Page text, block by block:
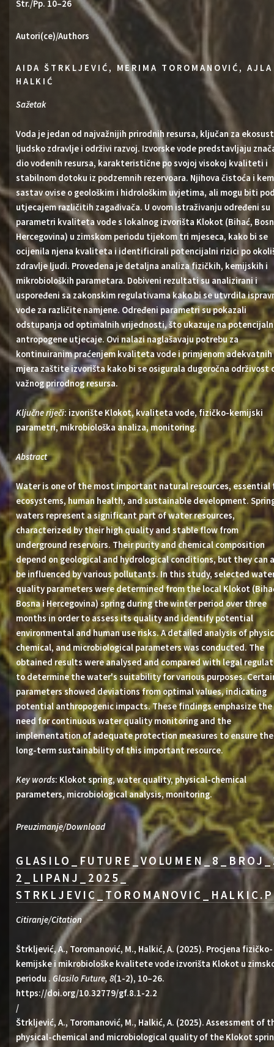
Str./Pp. 10–26
Autori(ce)/Authors
AIDA ŠTRKLJEVIĆ, MERIMA TOROMANOVIĆ, AJLA
HALKIĆ
Sažetak
Voda je jedan od najvažnijih prirodnih resursa, ključan za
ljudsko zdravlje i održivi razvoj. Izvorske vode predstavljaju
dio vodenih resursa, karakteristične po svojoj visokoj kvaliteti i
stabilnom dotoku iz podzemnih rezervoara. Njihova čistoća i
sastav ovise o geološkim i hidrološkim uvjetima, ali mogu biti
utjecajem različitih zagađivača. U ovom istraživanju određeni su
parametri kvaliteta vode s lokalnog izvorišta Klokot (Bihać,
Hercegovina) u zimskom periodu tijekom tri mjeseca, kako bi se
ocijenila njena kvaliteta i identificirali potencijalni rizici po
zdravlje ljudi. Provedena je detaljna analiza fizičkih, kemijskih i
mikrobioloških parametara. Dobiveni rezultati su analizirani i
uspoređeni sa zakonskim regulativama kako bi se utvrdila
vode za različite namjene. Određeni parametri su pokazali
odstupanja od optimalnih vrijednosti, što ukazuje na
antropogene utjecaje. Ovi nalazi naglašavaju potrebu za
kontinuiranim praćenjem kvaliteta vode i primjenom adekvatnih
mjera zaštite izvorišta kako bi se osigurala dugoročna održivost
važnog prirodnog resursa.
Ključne riječi: izvorište Klokot, kvaliteta vode, fizičko-kemijski
parametri, mikrobiološka analiza, monitoring.
Abstract
Water is one of the most important natural resources, essential
ecosystems, human health, and sustainable development.
waters represent a significant part of water resources,
characterized by their high quality and stable flow from
underground reservoirs. Their purity and chemical composition
depend on geological and hydrological conditions, but they can
be influenced by various pollutants. In this study, selected
quality parameters were determined from the local Klokot
Bosna i Hercegovina) spring during the winter period over three
months in order to assess its quality and identify potential
environmental and human use risks. A detailed analysis of
chemical, and microbiological parameters was conducted. The
obtained results were analysed and compared with legal
to determine the water's suitability for various purposes.
parameters showed deviations from optimal values, indicating
potential anthropogenic impacts. These findings emphasize the
need for continuous water quality monitoring and the
implementation of adequate protection measures to ensure the
long-term sustainability of this important resource.
Key words: Klokot spring, water quality, physical-chemical
parameters, microbiological analysis, monitoring.
Preuzimanje/Download
2_LIPANJ_2025_
Citiranje/Citation
Štrkljević, A., Toromanović, M., Halkić, A. (2025). Procjena fizičko-
kemijske i mikrobiološke kvalitete vode izvorišta Klokot u
periodu . Glasilo Future, 8(1-2), 10–26.
https://doi.org/10.32779/gf.8.1-2.2
/
Štrkljević, A., Toromanović, M., Halkić, A. (2025). Assessment of
physical-chemical and microbiological quality of the Klokot